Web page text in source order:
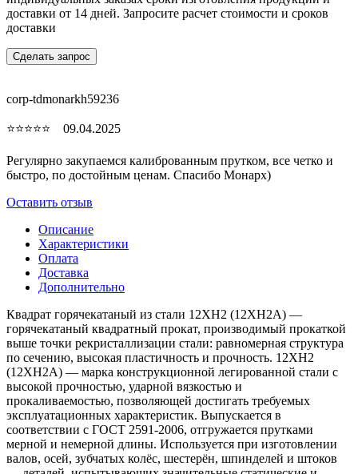
доставки от 14 дней. Запросите расчет стоимости и сроков
доставки
Сделать запрос
corp-tdmonarkh59236
⭐⭐⭐⭐⭐ 09.04.2025
Регулярно закупаемся калиброванным прутком, все четко и
быстро, по достойным ценам. Спасибо Монарх)
Оставить отзыв
Описание
Характеристики
Оплата
Доставка
Дополнительно
Квадрат горячекатаный из стали 12ХН2 (12ХН2А) —
горячекатаный квадратный прокат, производимый прокаткой
выше точки рекристаллизации стали: равномерная структура
по сечению, высокая пластичность и прочность. 12ХН2
(12ХН2А) — марка конструкционной легированной стали с
высокой прочностью, ударной вязкостью и
прокаливаемостью, позволяющей достигать требуемых
эксплуатационных характеристик. Выпускается в
соответствии с ГОСТ 2591-2006, отгружается прутками
мерной и немерной длины. Используется при изготовлении
валов, осей, зубчатых колёс, шестерён, шпинделей и штоков